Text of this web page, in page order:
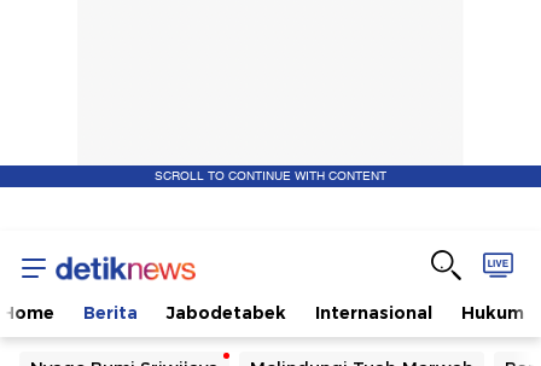
SCROLL TO CONTINUE WITH CONTENT
Home Berita Jabodetabek Internasional Hukum